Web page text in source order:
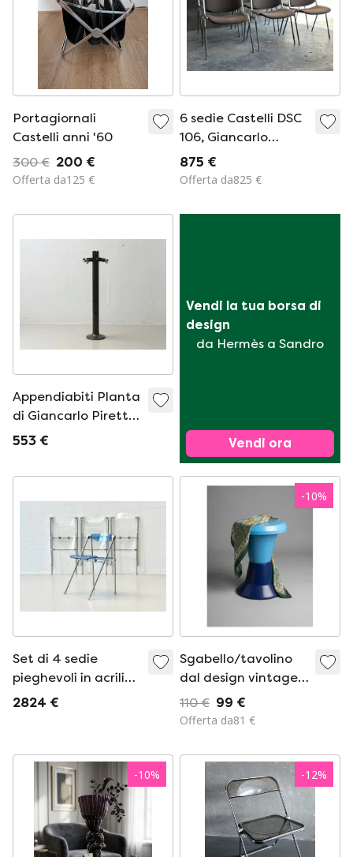
Portagiornali
Castelli anni '60
300 € 200 €
Offerta da125 €
6 sedie Castelli DSC
106, Giancarlo
Piretti - marrone
875 €
Offerta da825 €
Appendiabiti Planta
di Giancarlo Piretti
per Anonima
553 €
Vendi la tua borsa di
design
da Hermès a Sandro
Vendi ora
Set di 4 sedie
pieghevoli in acrilico
disegnate da
2824 €
-10%
Sgabello/tavolino
dal design vintage
di Giancarlo Piretti -
Castelli
110 € 99 €
Offerta da81 €
-10% -12%